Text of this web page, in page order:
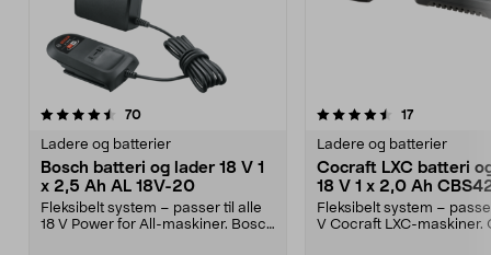
70anmeldelser
Ladere og batterier
Bosch batteri og lader 18 V 1
x 2,5 Ah AL 18V-20
Fleksibelt system – passer til alle
18 V Power for All-maskiner. Bosch
4.5 av 5 stjerner 17anmeldelser
Ladere og batterier
Cocraft LXC batteri
18 V 1 x 2,0 Ah
Fleksibelt system –
V Cocraft LXC-maskiner.
4.5 av 5 stjerner